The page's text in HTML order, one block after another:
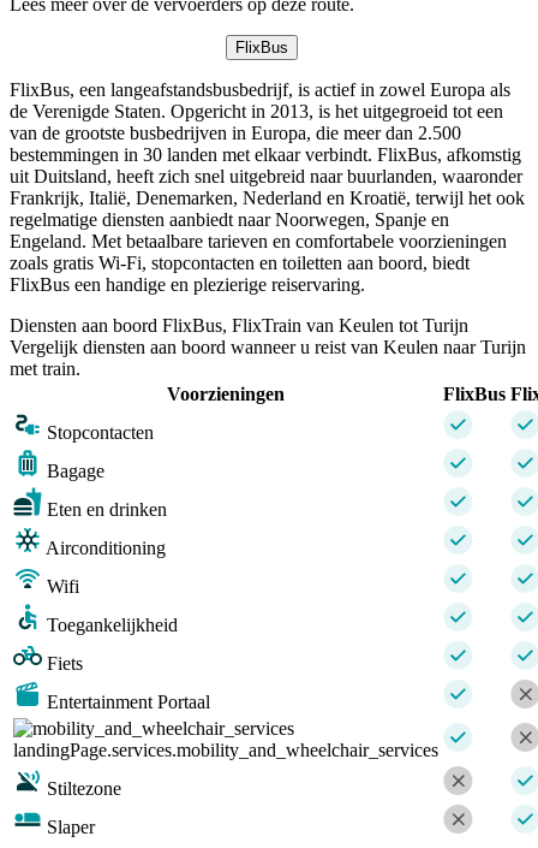
FlixBus
FlixBus, een langeafstandsbusbedrijf, is actief in zowel Europa als
de Verenigde Staten. Opgericht in 2013, is het uitgegroeid tot een
van de grootste busbedrijven in Europa, die meer dan 2.500
bestemmingen in 30 landen met elkaar verbindt. FlixBus, afkomstig
uit Duitsland, heeft zich snel uitgebreid naar buurlanden, waaronder
Frankrijk, Italië, Denemarken, Nederland en Kroatië, terwijl het ook
regelmatige diensten aanbiedt naar Noorwegen, Spanje en
Engeland. Met betaalbare tarieven en comfortabele voorzieningen
zoals gratis Wi-Fi, stopcontacten en toiletten aan boord, biedt
FlixBus een handige en plezierige reiservaring.
Diensten aan boord FlixBus, FlixTrain van Keulen tot Turijn
Vergelijk diensten aan boord wanneer u reist van Keulen naar Turijn
met train.
Voorzieningen
FlixBus
Stopcontacten
Bagage
Eten en drinken
Airconditioning
Wifi
Toegankelijkheid
Fiets
Entertainment Portaal
landingPage.services.mobility_and_wheelchair_services
Stiltezone
Slaper